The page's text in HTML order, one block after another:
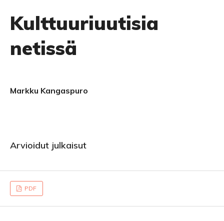
Kulttuuriuutisia
netissä
Markku Kangaspuro
Arvioidut julkaisut
PDF